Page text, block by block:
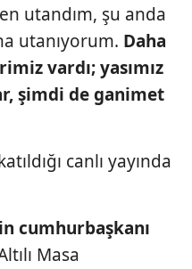
utandım, şu anda
utanıyorum. Daha
vardı; yasımız
şimdi de ganimet
canlı yayında
cumhurbaşkanı
Masa